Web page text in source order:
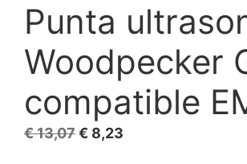
Punta
Woodpecker
compatible
€13,07El
€ 8,23